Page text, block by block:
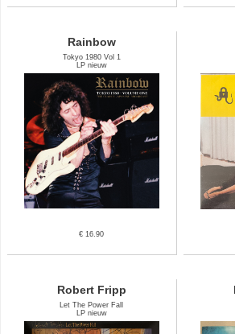
Rainbow
Tokyo 1980 Vol 1
LP nieuw
€ 16.90
Robert Fripp
Let The Power Fall
LP nieuw